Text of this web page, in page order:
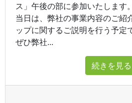
ス」午後の部に参加いたします。
当日は、弊社の事業内容のご紹
ップに関するご説明を行う予定
ぜひ弊社...
続きを見る